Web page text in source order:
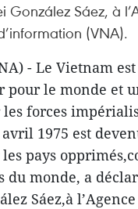
González Sáez, à
(VNA).
- Le Vietnam
pour le monde et
forces
1975 est
pays
du monde, a
Sáez,à l’Agence